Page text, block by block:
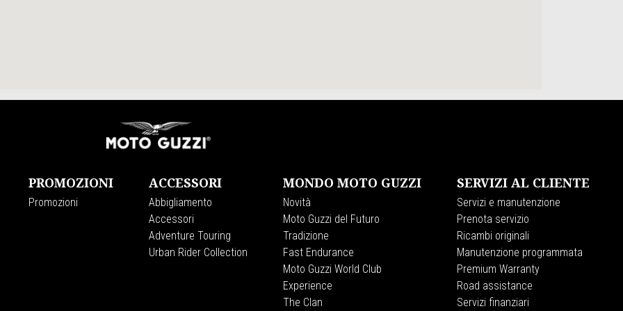
PROMOZIONI
Promozioni
ACCESSORI
Abbigliamento
Accessori
Adventure Touring
Urban Rider Collection
MONDO MOTO GUZZI
Novità
Moto Guzzi del Futuro
Tradizione
Fast Endurance
Moto Guzzi World Club
Experience
The Clan
SERVIZI AL CLIENTE
Servizi e manutenzione
Prenota servizio
Ricambi originali
Manutenzione programmata
Premium Warranty
Road assistance
Servizi finanziari